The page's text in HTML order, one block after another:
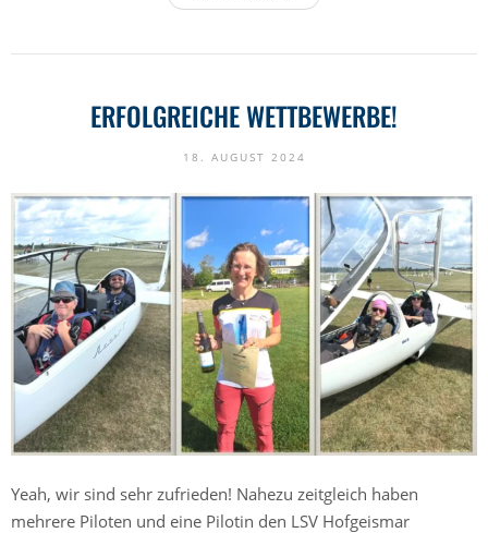
ERFOLGREICHE WETTBEWERBE!
18. AUGUST 2024
Yeah, wir sind sehr zufrieden! Nahezu zeitgleich haben
mehrere Piloten und eine Pilotin den LSV Hofgeismar